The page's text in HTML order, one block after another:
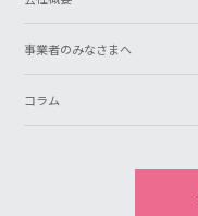
事業者のみなさまへ
コラム